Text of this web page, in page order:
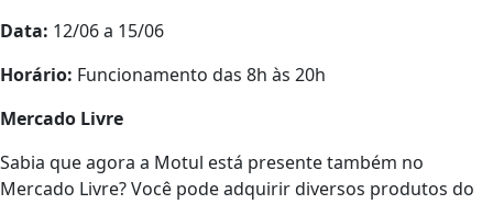
Data: 12/06 a 15/06
Horário: Funcionamento das 8h às 20h
Mercado Livre
Sabia que agora a Motul está presente também no
Mercado Livre? Você pode adquirir diversos produtos do